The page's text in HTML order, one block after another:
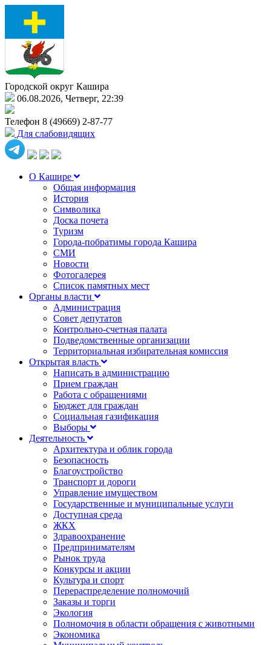
Городской округ Кашира
06.08.2026, Четверг, 22:39
Телефон 8 (49669) 2-87-77
Для слабовидящих
О Кашире
Общая информация
История
Символика
Доска почета
Туризм
Города-побратимы города Кашира
СМИ
Новости
Фотогалерея
Список памятных мест
Органы власти
Администрация
Совет депутатов
Контрольно-счетная палата
Подведомственные организации
Территориальная избирательная комиссия
Открытая власть
Написать в администрацию
Прием граждан
Работа с обращениями
Бюджет для граждан
Социальная газификация
Выборы
Деятельность
Архитектура и облик города
Безопасность
Благоустройство
Транспорт и дороги
Управление имуществом
Государственные и муниципальные услуги
Доступная среда
ЖКХ
Здравоохранение
Предпринимателям
Рынок труда
Конкурсы и акции
Культура и спорт
Перераспределение полномочий
Заказы и торги
Экология
Полномочия в области обращения с животными
Экономика